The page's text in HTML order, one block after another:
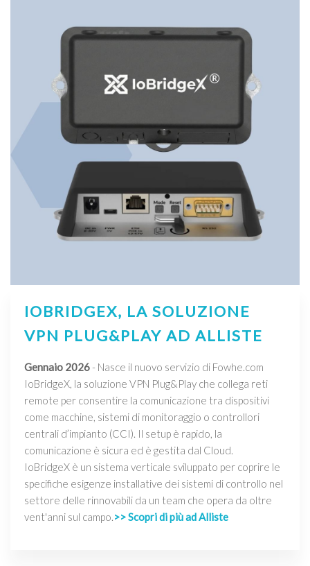
IOBRIDGEX, LA SOLUZIONE
VPN PLUG&PLAY AD ALLISTE
Gennaio 2026- Nasce il nuovo servizio di Fowhe.com
IoBridgeX, la soluzione VPN Plug&Play che collega reti
remote per consentire la comunicazione tra dispositivi
come macchine, sistemi di monitoraggio o controllori
centrali d’impianto (CCI). Il setup è rapido, la
comunicazione è sicura ed è gestita dal Cloud.
IoBridgeX è un sistema verticale sviluppato per coprire le
specifiche esigenze installative dei sistemi di controllo nel
settore delle rinnovabili da un team che opera da oltre
vent'anni sul campo.>> Scopri di più ad Alliste